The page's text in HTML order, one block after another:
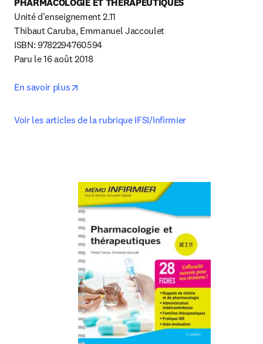
PHARMACOLOGIE ET THÉRAPEUTIQUES
Unité d'enseignement 2.11
Thibaut Caruba, Emmanuel Jaccoulet
ISBN: 9782294760594
Paru le 16 août 2018
En savoir plus
Voir les articles de la rubrique IFSI/Infirmier